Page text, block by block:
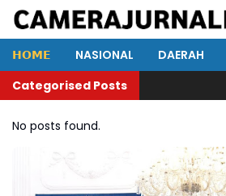
𝗛𝗢𝗠𝗘 NASIONAL DAERAH
Categorised Posts
No posts found.